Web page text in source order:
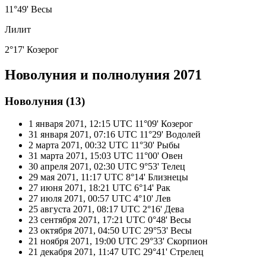
11°49' Весы
Лилит
2°17' Козерог
Новолуния и полнолуния 2071
Новолуния (13)
1 января 2071, 12:15 UTC 11°09' Козерог
31 января 2071, 07:16 UTC 11°29' Водолей
2 марта 2071, 00:32 UTC 11°30' Рыбы
31 марта 2071, 15:03 UTC 11°00' Овен
30 апреля 2071, 02:30 UTC 9°53' Телец
29 мая 2071, 11:17 UTC 8°14' Близнецы
27 июня 2071, 18:21 UTC 6°14' Рак
27 июля 2071, 00:57 UTC 4°10' Лев
25 августа 2071, 08:17 UTC 2°16' Дева
23 сентября 2071, 17:21 UTC 0°48' Весы
23 октября 2071, 04:50 UTC 29°53' Весы
21 ноября 2071, 19:00 UTC 29°33' Скорпион
21 декабря 2071, 11:47 UTC 29°41' Стрелец